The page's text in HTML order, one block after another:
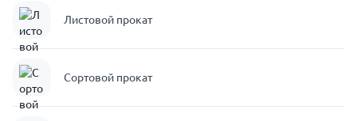
Листовой прокат
Сортовой прокат